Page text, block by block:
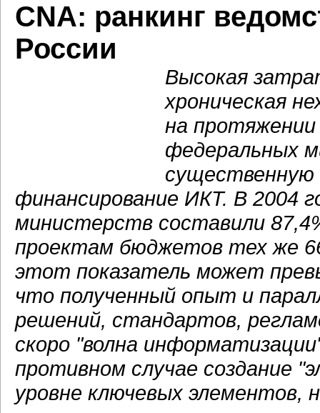
CNA: ранкинг
России
Высокая
хроническая
на протяжении
федеральных
существенную
финансирование ИКТ. В 2004
министерств составили
проектам бюджетов тех же
этот показатель может
что полученный опыт и
решений, стандартов,
скоро "волна
противном случае создание
уровне ключевых элементов,